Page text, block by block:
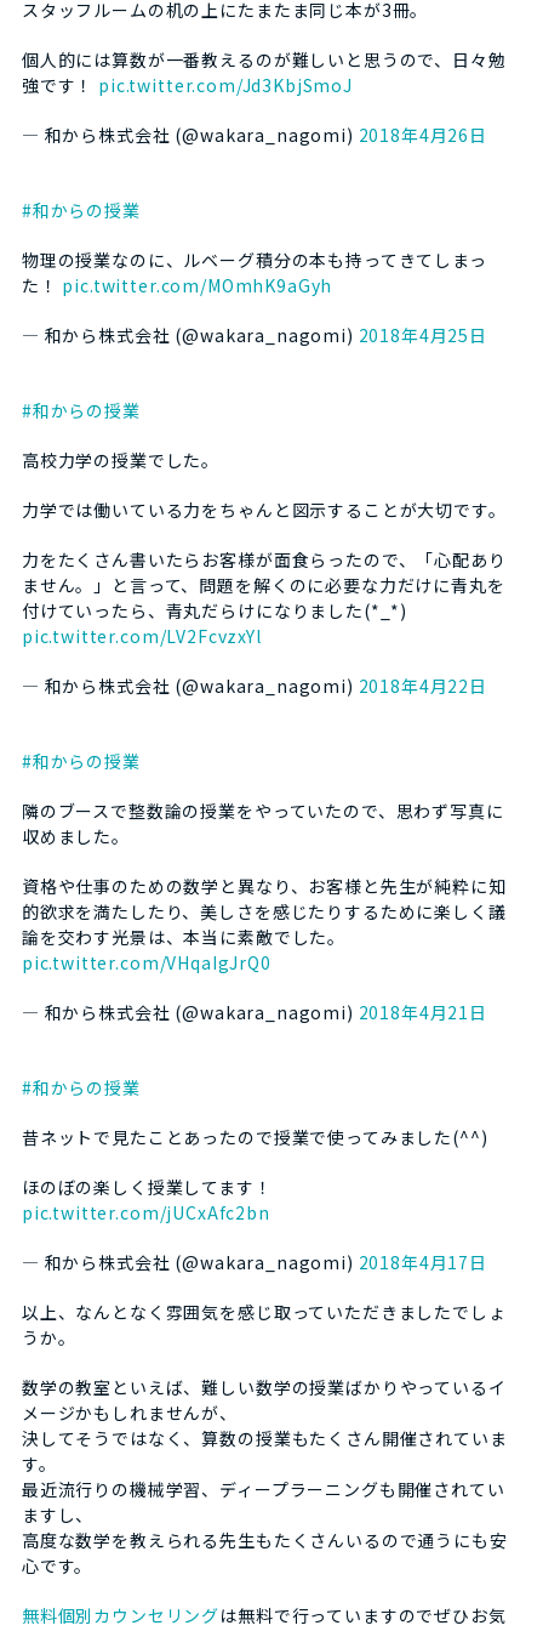
スタッフルームの机の上にたまたま同じ本が3冊。
個人的には算数が一番教えるのが難しいと思うので、日々勉
強です！ pic.twitter.com/Jd3KbjSmoJ
— 和から株式会社 (@wakara_nagomi) 2018年4月26日
#和からの授業
物理の授業なのに、ルベーグ積分の本も持ってきてしまっ
た！ pic.twitter.com/MOmhK9aGyh
— 和から株式会社 (@wakara_nagomi) 2018年4月25日
#和からの授業
高校力学の授業でした。
力学では働いている力をちゃんと図示することが大切です。
力をたくさん書いたらお客様が面食らったので、「心配あり
ません。」と言って、問題を解くのに必要な力だけに青丸を
付けていったら、青丸だらけになりました(*_*)
pic.twitter.com/LV2FcvzxYl
— 和から株式会社 (@wakara_nagomi) 2018年4月22日
#和からの授業
隣のブースで整数論の授業をやっていたので、思わず写真に
収めました。
資格や仕事のための数学と異なり、お客様と先生が純粋に知
的欲求を満たしたり、美しさを感じたりするために楽しく議
論を交わす光景は、本当に素敵でした。
pic.twitter.com/VHqaIgJrQ0
— 和から株式会社 (@wakara_nagomi) 2018年4月21日
#和からの授業
昔ネットで見たことあったので授業で使ってみました(^^)
ほのぼの楽しく授業してます！
pic.twitter.com/jUCxAfc2bn
— 和から株式会社 (@wakara_nagomi) 2018年4月17日
以上、なんとなく雰囲気を感じ取っていただきましたでしょ
うか。
数学の教室といえば、難しい数学の授業ばかりやっているイ
メージかもしれませんが、
決してそうではなく、算数の授業もたくさん開催されていま
す。
最近流行りの機械学習、ディープラーニングも開催されてい
ますし、
高度な数学を教えられる先生もたくさんいるので通うにも安
心です。
無料個別カウンセリングは無料で行っていますのでぜひお気